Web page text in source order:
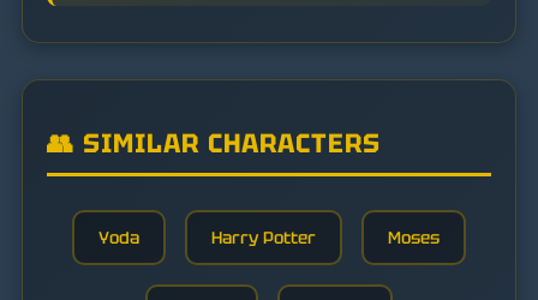
👥 SIMILAR CHARACTERS
Yoda Harry Potter Moses